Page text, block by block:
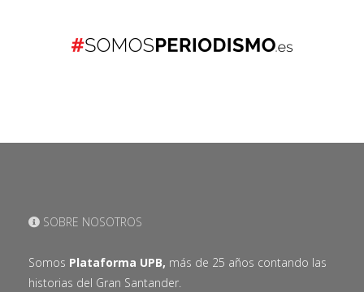
SOBRE NOSOTROS
Somos Plataforma UPB, más de 25 años contando las
historias del Gran Santander.